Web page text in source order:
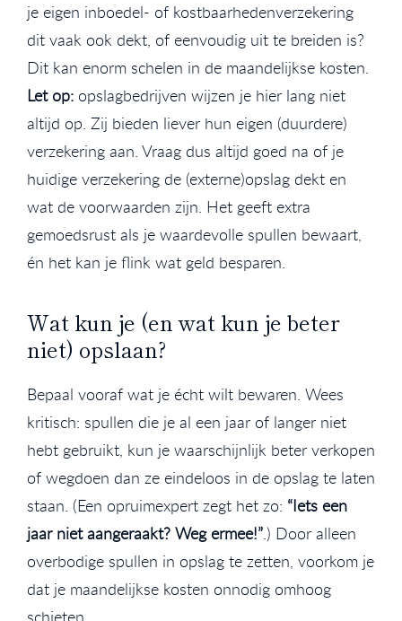
je eigen inboedel- of kostbaarhedenverzekering
dit vaak ook dekt, of eenvoudig uit te breiden is?
Dit kan enorm schelen in de maandelijkse kosten.
Let op: opslagbedrijven wijzen je hier lang niet
altijd op. Zij bieden liever hun eigen (duurdere)
verzekering aan. Vraag dus altijd goed na of je
huidige verzekering de (externe)opslag dekt en
wat de voorwaarden zijn. Het geeft extra
gemoedsrust als je waardevolle spullen bewaart,
én het kan je flink wat geld besparen.
Wat kun je (en wat kun je beter
niet) opslaan?
Bepaal vooraf wat je écht wilt bewaren. Wees
kritisch: spullen die je al een jaar of langer niet
hebt gebruikt, kun je waarschijnlijk beter verkopen
of wegdoen dan ze eindeloos in de opslag te laten
staan. (Een opruimexpert zegt het zo: “Iets een
jaar niet aangeraakt? Weg ermee!”.) Door alleen
overbodige spullen in opslag te zetten, voorkom je
dat je maandelijkse kosten onnodig omhoog
schieten.